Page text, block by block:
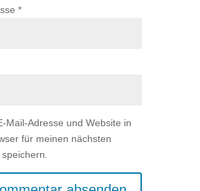
*
Mail-Adresse und Website in
für meinen nächsten